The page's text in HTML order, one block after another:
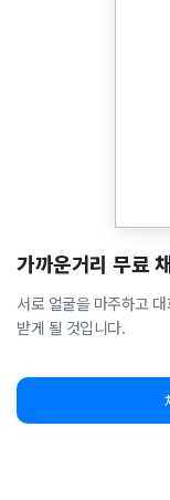
가까운거리 무료
서로 얼굴을 마주하고
받게 될 것입니다.